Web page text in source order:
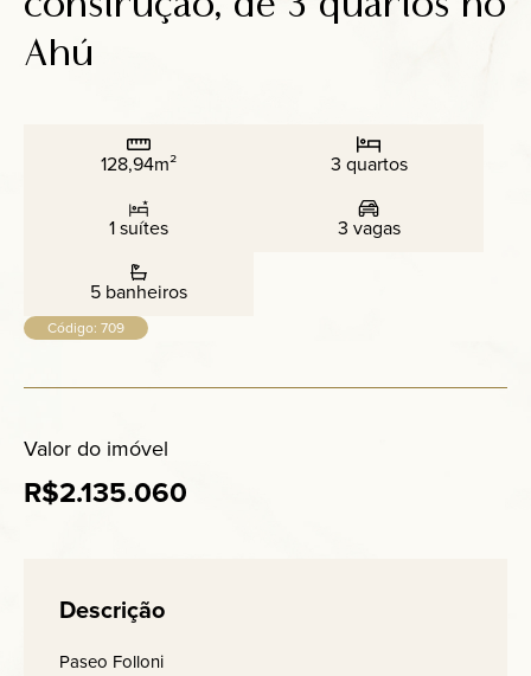
Anuncie
Ahú
128,94m² 3 quartos
1 suítes 3 vagas
5 banheiros
Código: 709
Valor do imóvel
R$2.135.060
Descrição
Paseo Folloni